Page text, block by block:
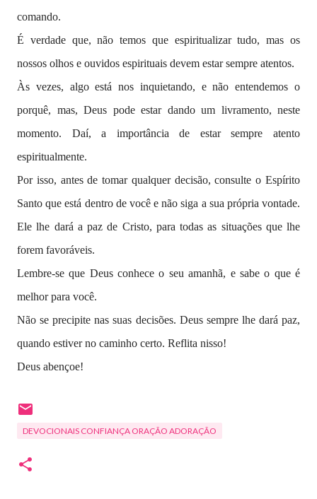
comando.
É verdade que, não temos que espiritualizar tudo, mas os
nossos olhos e ouvidos espirituais devem estar sempre atentos.
Às vezes, algo está nos inquietando, e não entendemos o
porquê, mas, Deus pode estar dando um livramento, neste
momento. Daí, a importância de estar sempre atento
espiritualmente.
Por isso, antes de tomar qualquer decisão, consulte o Espírito
Santo que está dentro de você e não siga a sua própria vontade.
Ele lhe dará a paz de Cristo, para todas as situações que lhe
forem favoráveis.
Lembre-se que Deus conhece o seu amanhã, e sabe o que é
melhor para você.
Não se precipite nas suas decisões. Deus sempre lhe dará paz,
quando estiver no caminho certo. Reflita nisso!
Deus abençoe!
DEVOCIONAIS CONFIANÇA ORAÇÃO ADORAÇÃO